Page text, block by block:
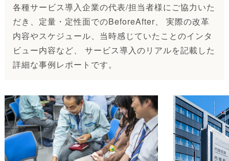
各種サービス導入企業の代表/担当者様にご協力いた
だき、定量・定性面でのBeforeAfter、 実際の改革
内容やスケジュール、当時感じていたことのインタ
ビュー内容など、 サービス導入のリアルを記載した
詳細な事例レポートです。